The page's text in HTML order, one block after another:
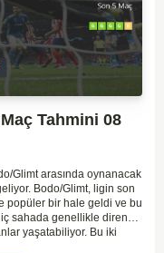
Tahmini 08
Glimt arasında oynanacak
Bodo/Glimt, ligin son
popüler bir hale geldi ve bu
sahada genellikle dirençli
yaşatabiliyor. Bu iki